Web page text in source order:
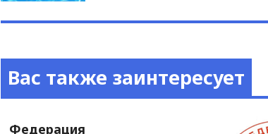
Вас также заинтересует
Федерация